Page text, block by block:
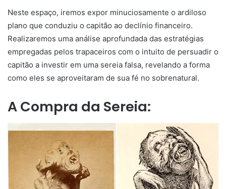
Neste espaço, iremos expor minuciosamente o ardiloso
plano que conduziu o capitão ao declínio financeiro.
Realizaremos uma análise aprofundada das estratégias
empregadas pelos trapaceiros com o intuito de persuadir o
capitão a investir em uma sereia falsa, revelando a forma
como eles se aproveitaram de sua fé no sobrenatural.
A Compra da Sereia: